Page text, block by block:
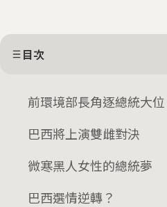
目次
前環境部長角逐總統大位
巴西將上演雙雌對決
微寒黑人女性的總統夢
巴西選情逆轉？